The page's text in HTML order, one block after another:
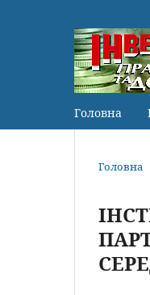
Головна
Головна